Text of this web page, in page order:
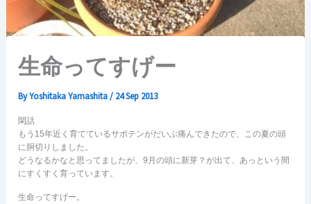
生命ってすげー
ByYoshitaka Yamashita/ 24 Sep 2013
閑話
もう15年近く育てているサボテンがだいぶ痛んできたので、この夏の頭
に胴切りしました。
どうなるかなと思ってましたが、9月の頭に新芽？が出て、あっという間
にすくすく育っています。
生命ってすげー。